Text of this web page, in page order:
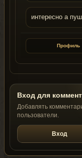
интересно а
Профиль
Вход для
Добавлять
пользователи.
Вход